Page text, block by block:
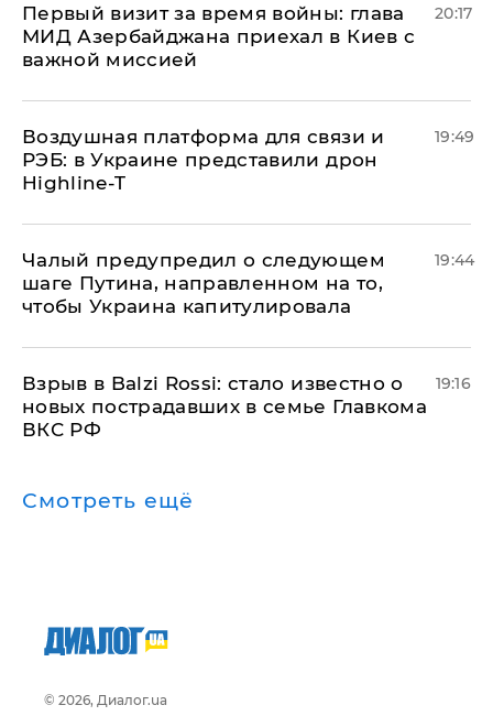
Первый визит за время войны: глава
МИД Азербайджана приехал в Киев с
важной миссией
20:17
Воздушная платформа для связи и
РЭБ: в Украине представили дрон
Highline-T
19:49
Чалый предупредил о следующем
шаге Путина, направленном на то,
чтобы Украина капитулировала
19:44
Взрыв в Balzi Rossi: стало известно о
новых пострадавших в семье Главкома
ВКС РФ
19:16
Смотреть ещё
© 2026, Диалог.ua